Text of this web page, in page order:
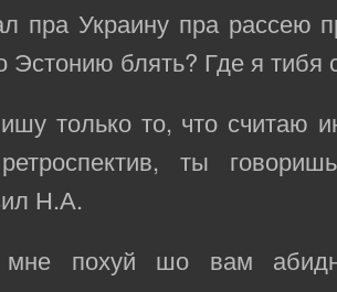
пра Украину пра рассею
Эстонию блять? Где я
только то, что считаю
ты
Н.А.
похуй шо вам